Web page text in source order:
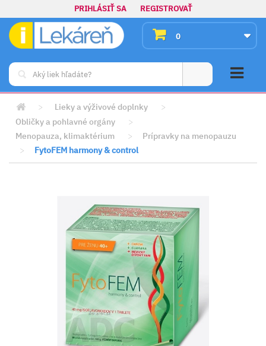
PRIHLÁSIŤ SA REGISTROVAŤ
0
> Lieky a výživové doplnky
>
Obličky a pohlavné orgány
>
Menopauza, klimaktérium
>
Prípravky na menopauzu
>
FytoFEM harmony & control